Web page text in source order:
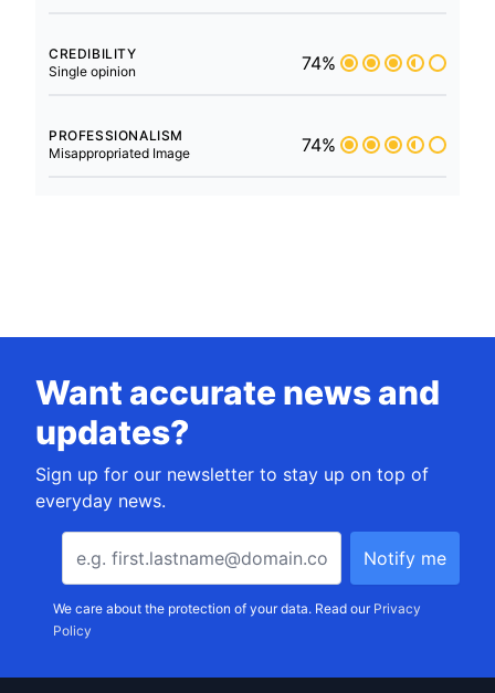
CREDIBILITY
Single opinion
74%
PROFESSIONALISM
Misappropriated Image
74%
Want accurate news and
updates?
Sign up for our newsletter to stay up on top of
everyday news.
We care about the protection of your data. Read our Privacy
Policy